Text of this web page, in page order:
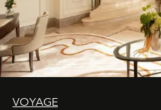
VOYAGE